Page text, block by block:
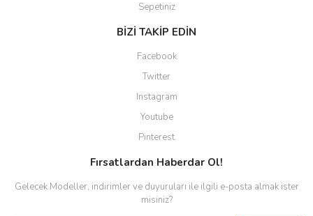
Sepetiniz
BİZİ TAKİP EDİN
Facebook
Twitter
Instagram
Youtube
Pinterest
Fırsatlardan Haberdar Ol!
Gelecek Modeller, indirimler ve duyuruları ile ilgili e-posta almak ister
misiniz?